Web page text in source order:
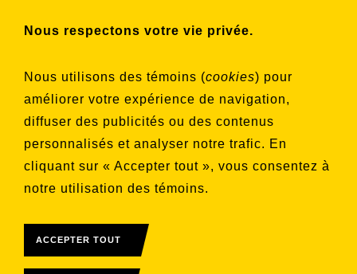
Nous respectons votre vie privée.
Nous utilisons des témoins (cookies) pour
améliorer votre expérience de navigation,
diffuser des publicités ou des contenus
personnalisés et analyser notre trafic. En
cliquant sur « Accepter tout », vous consentez à
notre utilisation des témoins.
ACCEPTER TOUT
souhaitez vous inscrire
Aucune liste sélectionnée
S'INSCRIRE